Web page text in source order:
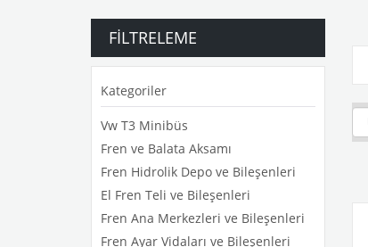
FILTRELEME
Kategoriler
Vw T3 Minibüs
Fren ve Balata Aksamı
Fren Hidrolik Depo ve Bileşenleri
El Fren Teli ve Bileşenleri
Fren Ana Merkezleri ve Bileşenleri
Fren Ayar Vidaları ve Bileşenleri